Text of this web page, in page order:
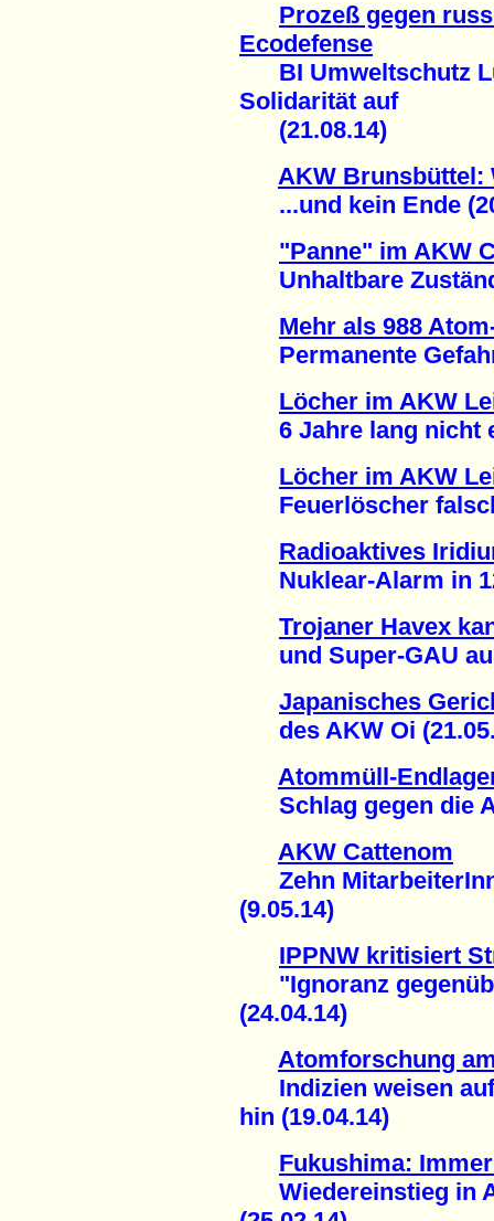
Prozeß gegen
Ecodefense
BI Umweltschutz
Solidarität auf
(21.08.14)
AKW Brunsbüttel:
...und kein Ende
"Panne" im AKW
Unhaltbare
Mehr als 988
Permanente Gefahr
Löcher im AKW
6 Jahre lang nicht
Löcher im AKW
Feuerlöscher
Radioaktives
Nuklear-Alarm in
Trojaner Havex
und Super-GAU
Japanisches
des AKW Oi
Atommüll-
Schlag gegen die
AKW Cattenom
Zehn
(9.05.14)
IPPNW kritisiert
"Ignoranz
(24.04.14)
Atomforschung
Indizien weisen auf
hin (19.04.14)
Fukushima:
Wiedereinstieg in